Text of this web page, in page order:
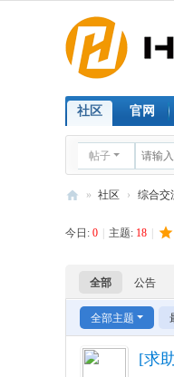
社区 官网
帖子
LI
» 社区 › 综合交
今日: 0 主题: 18
全部 公告
全部主题
[求